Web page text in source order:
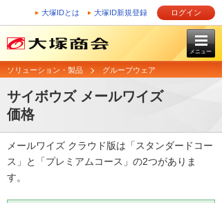
大塚IDとは 大塚ID新規登録 ログイン
メニュー
ソリューション・製品 グループウェア
サイボウズ メールワイズ
価格
メールワイズ クラウド版は「スタンダードコー
ス」と「プレミアムコース」の2つがありま
す。